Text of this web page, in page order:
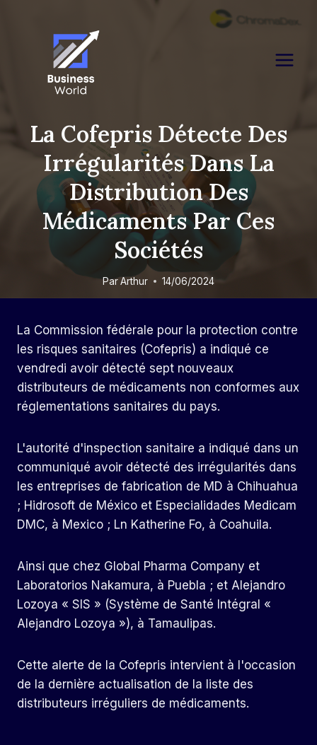
La Cofepris Détecte Des
Irrégularités Dans La
Distribution Des
Médicaments Par Ces
Sociétés
ParArthur 14/06/2024
La Commission fédérale pour la protection contre
les risques sanitaires (Cofepris) a indiqué ce
vendredi avoir détecté sept nouveaux
distributeurs de médicaments non conformes aux
réglementations sanitaires du pays.
L'autorité d'inspection sanitaire a indiqué dans un
communiqué avoir détecté des irrégularités dans
les entreprises de fabrication de MD à Chihuahua
; Hidrosoft de México et Especialidades Medicam
DMC, à Mexico ; Ln Katherine Fo, à Coahuila.
Ainsi que chez Global Pharma Company et
Laboratorios Nakamura, à Puebla ; et Alejandro
Lozoya « SIS » (Système de Santé Intégral «
Alejandro Lozoya »), à Tamaulipas.
Cette alerte de la Cofepris intervient à l'occasion
de la dernière actualisation de la liste des
distributeurs irréguliers de médicaments.